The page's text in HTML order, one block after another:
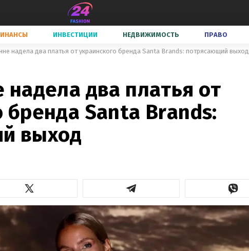
ИНВЕСТИЦИИ НЕДВИЖИМОСТЬ ПРАВО
надела два платья от украинского бренда Santa Brands: потрясающий выход
два платья от
бренда Santa Brands:
выход